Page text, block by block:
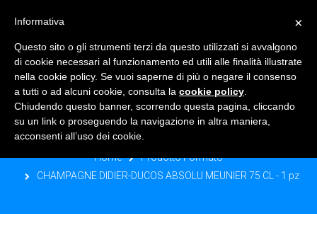
CHAMPAGNE DIDIER-DUCOS
ABSOLU MEUNIER 75 CL - 1 PZ
Home
Prodotto Formato
CHAMPAGNE DIDIER-DUCOS ABSOLU MEUNIER 75 CL - 1 pz
×
Informativa
Questo sito o gli strumenti terzi da questo utilizzati si avvalgono
di cookie necessari al funzionamento ed utili alle finalità illustrate
nella cookie policy. Se vuoi saperne di più o negare il consenso
a tutti o ad alcuni cookie, consulta la cookie policy
Chiudendo questo banner, scorrendo questa pagina, cliccando
su un link o proseguendo la navigazione in altra maniera,
acconsenti all’uso dei cookie.